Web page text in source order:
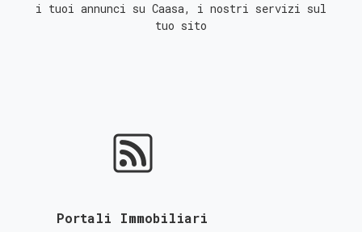
i tuoi annunci su Caasa, i nostri servizi sul
tuo sito
Portali Immobiliari